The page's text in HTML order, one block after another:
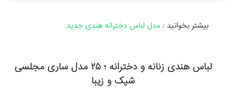
بیشتر بخوانید : مدل لباس دخترانه هندی جدید
لباس هندی زنانه و دخترانه ؛ ۲۵ مدل ساری مجلسی
شیک و زیبا